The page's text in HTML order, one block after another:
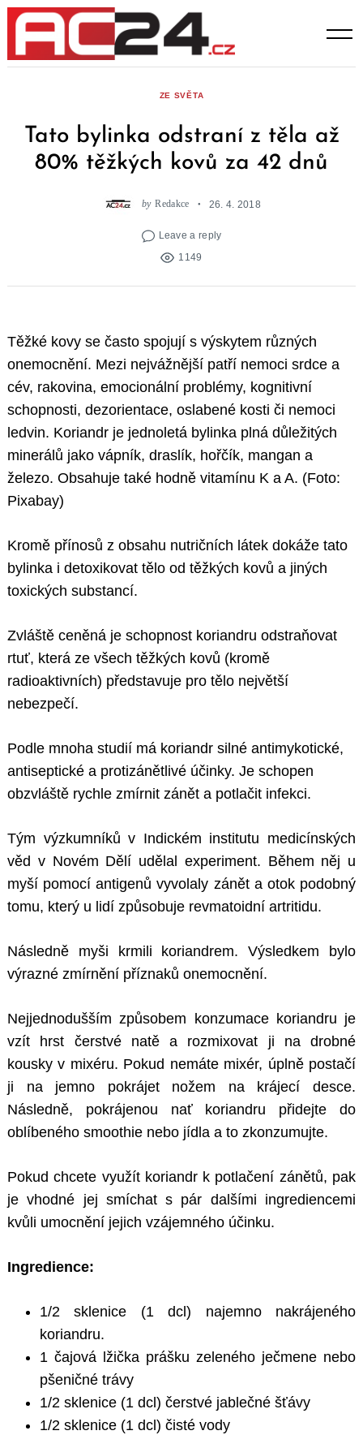
Skip
content
ZE SVĚTA
Tato bylinka odstraní z těla až
80% těžkých kovů za 42 dnů
by Redakce 26. 4. 2018
Leave a reply
1149
Těžké kovy se často spojují s výskytem různých
onemocnění. Mezi nejvážnější patří nemoci srdce a
cév, rakovina, emocionální problémy, kognitivní
schopnosti, dezorientace, oslabené kosti či nemoci
ledvin. Koriandr je jednoletá bylinka plná důležitých
minerálů jako vápník, draslík, hořčík, mangan a
železo. Obsahuje také hodně vitamínu K a A. (Foto:
Pixabay)
Kromě přínosů z obsahu nutričních látek dokáže tato
bylinka i detoxikovat tělo od těžkých kovů a jiných
toxických substancí.
Zvláště ceněná je schopnost koriandru odstraňovat
rtuť, která ze všech těžkých kovů (kromě
radioaktivních) představuje pro tělo největší
nebezpečí.
Podle mnoha studií má koriandr silné antimykotické,
antiseptické a protizánětlivé účinky. Je schopen
obzvláště rychle zmírnit zánět a potlačit infekci.
Tým výzkumníků v Indickém institutu medicínských
věd v Novém Dělí udělal experiment. Během něj u
myší pomocí antigenů vyvolaly zánět a otok podobný
tomu, který u lidí způsobuje revmatoidní artritidu.
Následně myši krmili koriandrem. Výsledkem bylo
výrazné zmírnění příznaků onemocnění.
Nejjednodušším způsobem konzumace koriandru je
vzít hrst čerstvé natě a rozmixovat ji na drobné
kousky v mixéru. Pokud nemáte mixér, úplně postačí
ji na jemno pokrájet nožem na krájecí desce.
Následně, pokrájenou nať koriandru přidejte do
oblíbeného smoothie nebo jídla a to zkonzumujte.
Pokud chcete využít koriandr k potlačení zánětů, pak
je vhodné jej smíchat s pár dalšími ingrediencemi
kvůli umocnění jejich vzájemného účinku.
Ingredience:
1/2 sklenice (1 dcl) najemno nakrájeného
koriandru.
1 čajová lžička prášku zeleného ječmene nebo
pšeničné trávy
1/2 sklenice (1 dcl) čerstvé jablečné šťávy
1/2 sklenice (1 dcl) čisté vody